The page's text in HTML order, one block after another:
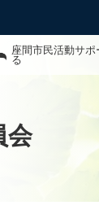
座間市民活動サ
る
会